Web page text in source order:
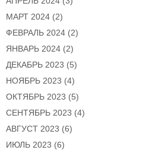
МАРТ 2024 (2)
ФЕВРАЛЬ 2024 (2)
ЯНВАРЬ 2024 (2)
ДЕКАБРЬ 2023 (5)
НОЯБРЬ 2023 (4)
ОКТЯБРЬ 2023 (5)
СЕНТЯБРЬ 2023 (4)
АВГУСТ 2023 (6)
ИЮЛЬ 2023 (6)